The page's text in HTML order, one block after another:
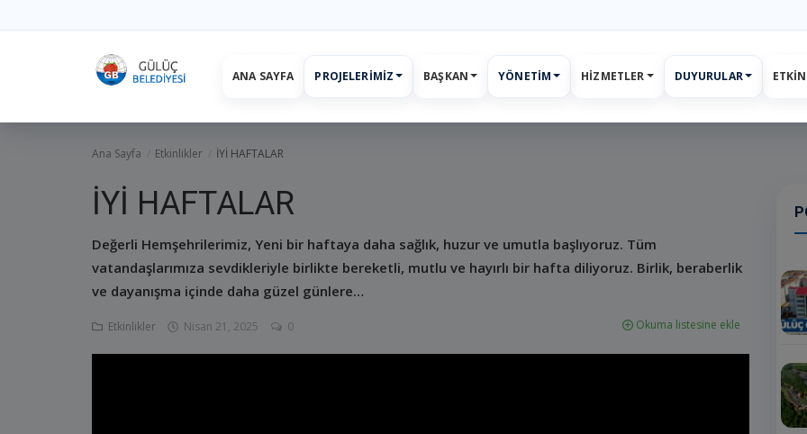
ANA SAYFA PROJELERIMIZ BAŞKAN YÖNETIM HIZMETLER DUYURULAR
Ana Sayfa Etkinlikler İYİ HAFTALAR
İYİ HAFTALAR
Değerli Hemşehrilerimiz, Yeni bir haftaya daha sağlık, huzur ve umutla başlıyoruz. Tüm
vatandaşlarımıza sevdikleriyle birlikte bereketli, mutlu ve hayırlı bir hafta diliyoruz. Birlik, beraberlik
ve dayanışma içinde daha güzel günlere…
Etkinlikler Nisan 21, 2025 0 Okuma listesine ekle